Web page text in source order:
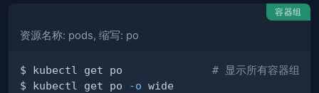
容器组
资源名称: pods, 缩写: po
$ kubectl get po # 显示所有容器组信
$ kubectl get po
-o